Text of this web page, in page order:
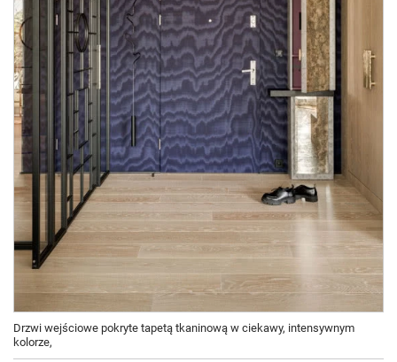
Drzwi wejściowe pokryte tapetą tkaninową w ciekawy, intensywnym
kolorze,